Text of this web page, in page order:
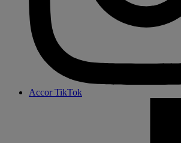
Accor TikTok